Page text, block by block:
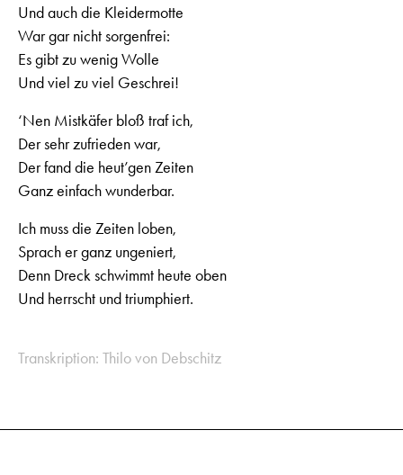
Und auch die Kleidermotte
War gar nicht sorgenfrei:
Es gibt zu wenig Wolle
Und viel zu viel Geschrei!
‘Nen Mistkäfer bloß traf ich,
Der sehr zufrieden war,
Der fand die heut’gen Zeiten
Ganz einfach wunderbar.
Ich muss die Zeiten loben,
Sprach er ganz ungeniert,
Denn Dreck schwimmt heute oben
Und herrscht und triumphiert.
Transkription: Thilo von Debschitz